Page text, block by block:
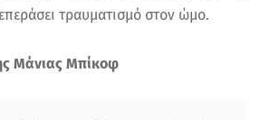
τραυματισμό στον ώμο.
Μάνιας Μπίκοφ